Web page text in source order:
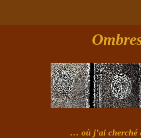
… où j’ai cherché